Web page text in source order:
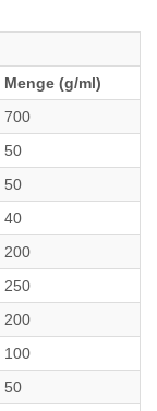
Menge (g/ml)
700
50
50
40
200
250
200
100
50